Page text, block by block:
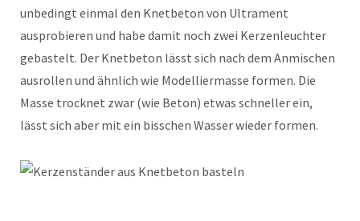
unbedingt einmal den Knetbeton von Ultrament
ausprobieren und habe damit noch zwei Kerzenleuchter
gebastelt. Der Knetbeton lässt sich nach dem Anmischen
ausrollen und ähnlich wie Modelliermasse formen. Die
Masse trocknet zwar (wie Beton) etwas schneller ein,
lässt sich aber mit ein bisschen Wasser wieder formen.